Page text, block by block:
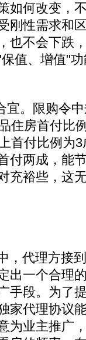
何改变，
刚性需求和
也不会下跌
值、增值"
。限购令中
住房首付比
首付比例为
付两成，能
充裕些，这
代理方接
出一个合理
手段。为了
家代理协议
为业主推广